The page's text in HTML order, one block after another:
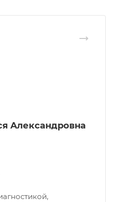
Александровна